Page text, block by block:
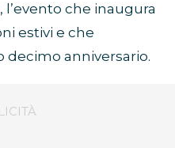
, l’evento che inaugura
estivi e che
decimo anniversario.